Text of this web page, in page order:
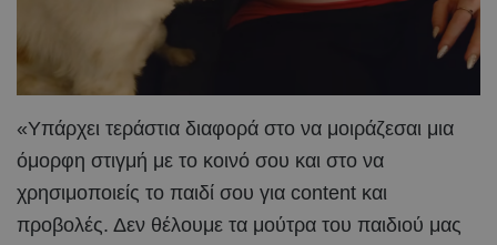
«Υπάρχει τεράστια διαφορά στο να μοιράζεσαι μια
όμορφη στιγμή με το κοινό σου και στο να
χρησιμοποιείς το παιδί σου για content και
προβολές. Δεν θέλουμε τα μούτρα του παιδιού μας